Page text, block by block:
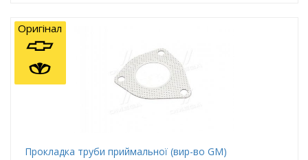
Прокладка труби приймальної (вир-во GM)
Оригінал